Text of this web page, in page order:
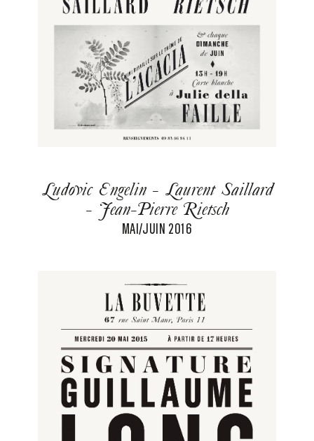
Ludovic Engelin - Laurent Saillard
- Jean-Pierre Rietsch
MAI/JUIN 2016